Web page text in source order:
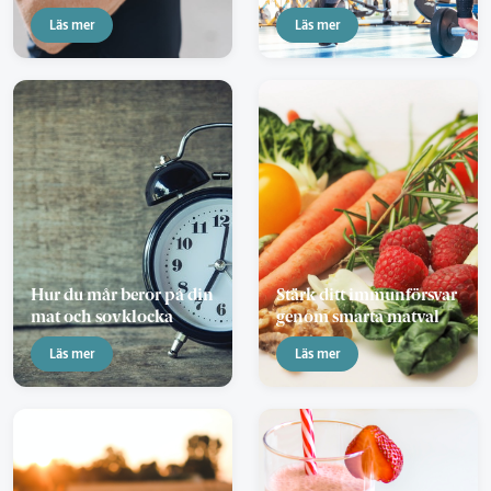
Läs mer Läs mer
Hur du mår beror på din
mat och sovklocka
Läs mer
Stärk ditt immunförsvar
genom smarta matval
Läs mer